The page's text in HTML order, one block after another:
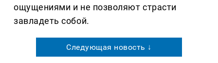
ощущениями и не позволяют страсти
завладеть собой.
Следующая новость ↓